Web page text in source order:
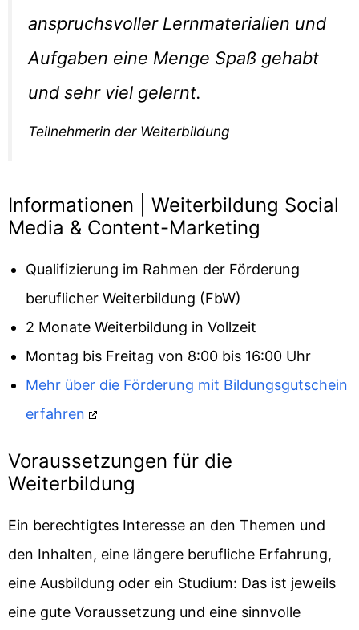
anspruchsvoller Lernmaterialien und
Aufgaben eine Menge Spaß gehabt
und sehr viel gelernt.
Teilnehmerin der Weiterbildung
Informationen | Weiterbildung Social
Media & Content-Marketing
Qualifizierung im Rahmen der Förderung
beruflicher Weiterbildung (FbW)
2 Monate Weiterbildung in Vollzeit
Montag bis Freitag von 8:00 bis 16:00 Uhr
Mehr über die Förderung mit Bildungsgutschein
erfahren
Voraussetzungen für die
Weiterbildung
Ein berechtigtes Interesse an den Themen und
den Inhalten, eine längere berufliche Erfahrung,
eine Ausbildung oder ein Studium: Das ist jeweils
eine gute Voraussetzung und eine sinnvolle